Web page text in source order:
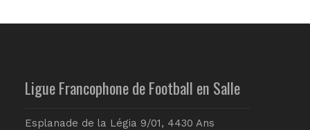
Ligue Francophone de Football en Salle
Esplanade de la Légia 9/01, 4430 Ans